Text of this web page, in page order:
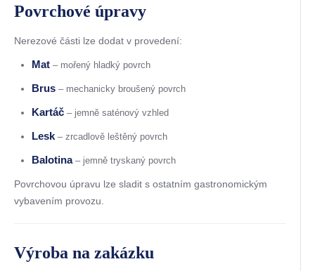
Povrchové úpravy
Nerezové části lze dodat v provedení:
Mat – mořený hladký povrch
Brus – mechanicky broušený povrch
Kartáč – jemně saténový vzhled
Lesk – zrcadlově leštěný povrch
Balotina– jemně tryskaný povrch
Povrchovou úpravu lze sladit s ostatním gastronomickým
vybavením provozu.
Výroba na zakázku